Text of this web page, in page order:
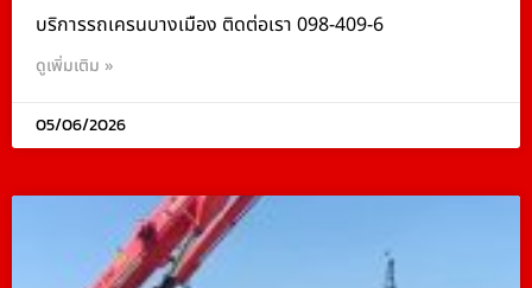
บริการรถเครนบางเมือง ติดต่อเรา 098-409-6
ดูเพิ่มเติม »
05/06/2026